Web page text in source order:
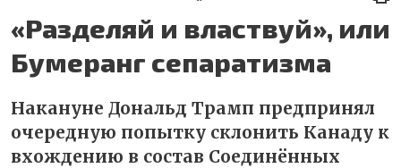
«Разделяй и властвуй», или
Бумеранг сепаратизма
Накануне Дональд Трамп предпринял
очередную попытку склонить Канаду к
вхождению в состав Соединённых